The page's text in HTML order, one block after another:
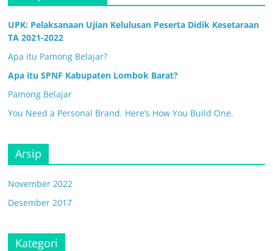
UPK: Pelaksanaan Ujian Kelulusan Peserta Didik Kesetaraan
TA 2021-2022
Apa itu Pamong Belajar?
Apa itu SPNF Kabupaten Lombok Barat?
Pamong Belajar
You Need a Personal Brand. Here’s How You Build One.
Arsip
November 2022
Desember 2017
Kategori